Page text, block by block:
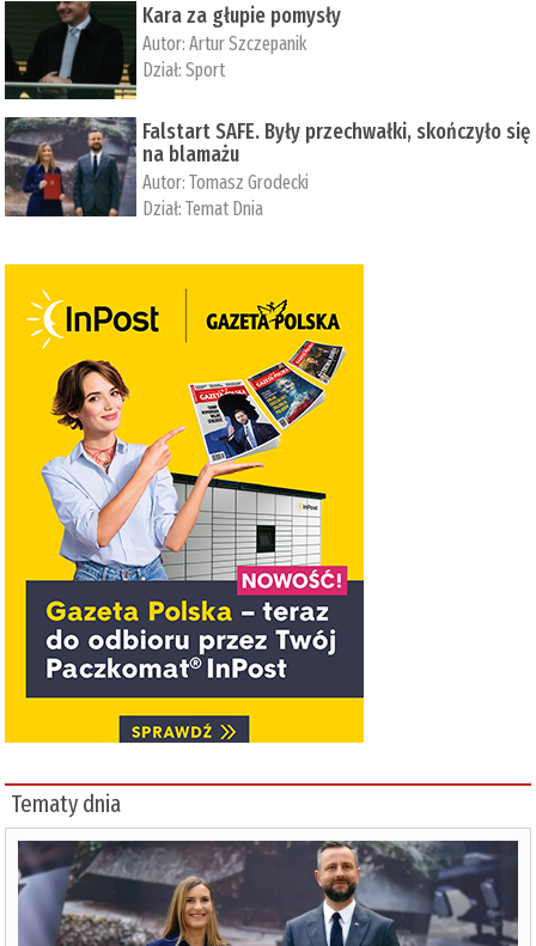
Kara za głupie pomysły
Autor:Artur Szczepanik
Dział:Sport
Falstart SAFE. Były przechwałki, skończyło się
na blamażu
Autor:Tomasz Grodecki
Dział:Temat Dnia
Tematy dnia